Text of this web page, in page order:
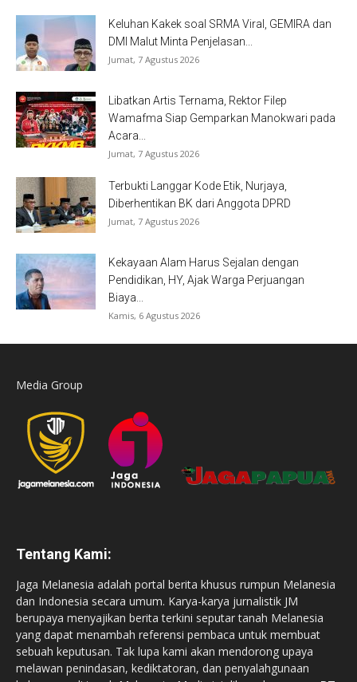
Keluhan Kakek soal SRMA Viral, GEMIRA dan
DMI Malut Minta Penjelasan...
Jumat, 7 Agustus 2026
Libatkan Artis Ternama, Rektor Filep
Wamafma Siap Gemparkan Manokwari pada
Acara...
Jumat, 7 Agustus 2026
Terbukti Langgar Kode Etik, Nurjaya,
Diberhentikan BK dari Anggota DPRD
Jumat, 7 Agustus 2026
Kekayaan Alam Harus Sejalan dengan
Pendidikan, HY, Ajak Warga Perjuangan
Biaya...
Kamis, 6 Agustus 2026
Media Group
Tentang Kami:
Jaga Melanesia adalah portal berita khusus rumpun Melanesia
dan Indonesia secara umum. Karya-karya jurnalistik JM
berupaya menyajikan berita terkini seputar tanah Melanesia
yang dapat menambah referensi pembaca untuk membuat
sebuah keputusan. Tak lupa kami akan mendorong upaya
melawan penindasan, kediktatoran, dan penyalahgunaan